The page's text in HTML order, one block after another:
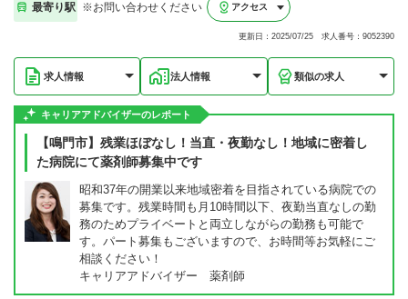
最寄り駅 ※お問い合わせください アクセス
更新日：2025/07/25 求人番号：9052390
求人情報 法人情報 類似の求人
キャリアアドバイザーのレポート
【鳴門市】残業ほぼなし！当直・夜勤なし！地域に密着し
た病院にて薬剤師募集中です
昭和37年の開業以来地域密着を目指されている病院での
募集です。残業時間も月10時間以下、夜勤当直なしの勤
務のためプライベートと両立しながらの勤務も可能で
す。パート募集もございますので、お時間等お気軽にご
相談ください！
キャリアアドバイザー 薬剤師